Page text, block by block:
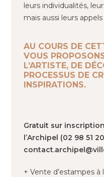
leurs individualités,
mais aussi leurs
AU COURS DE
VOUS
L’ARTISTE, DE
PROCESSUS DE
INSPIRATIONS.
Gratuit sur
l’Archipel (02 98 51
+ Vente d’estampes à